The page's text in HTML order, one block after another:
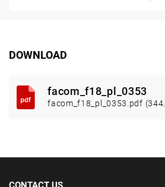
DOWNLOAD
facom_f18_pl_0353
facom_f18_pl_0353.pdf